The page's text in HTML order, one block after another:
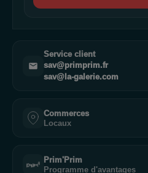
Service client
sav@primprim.fr
sav@la-galerie.com
Commerces
Locaux
Prim'Prim
Programme d'avantages